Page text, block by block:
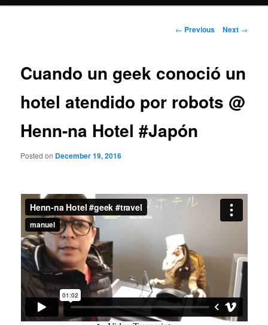
Post
← Previous Next →
Cuando un geek conoció un
hotel atendido por robots @
Henn-na Hotel #Japón
Posted on December 19, 2016